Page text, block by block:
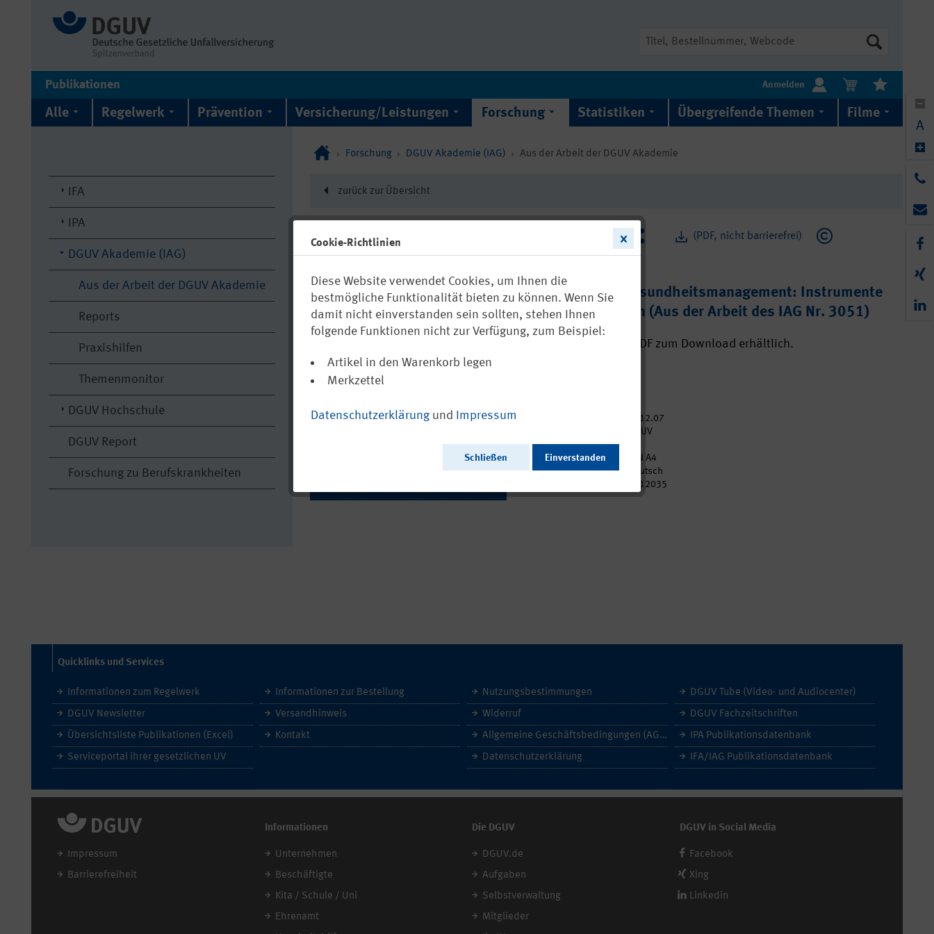
Publikationen Anmelden
Alle Regelwerk Prävention Versicherung/Leistungen Forschung Statistiken Übergreifende Themen Filme
IFA
IPA
DGUV Akademie (IAG)
Aus der Arbeit der DGUV Akademie
Reports
Praxishilfen
Themenmonitor
DGUV Hochschule
DGUV Report
Forschung zu Berufskrankheiten
Forschung DGUV Akademie (IAG) Aus der Arbeit der DGUV Akademie
zurück zur Übersicht
(PDF, nicht barrierefrei)
Betriebliches Gesundheitsmanagement: Instrumente
für die Evaluation (Aus der Arbeit des IAG Nr. 3051)
Ausschließlich als PDF zum Download erhältlich.
2012.07
DGUV
Seitenzahl:
Format:
DIN A4
Sprache:
Deutsch
p012035
Quicklinks und Services
Informationen zum Regelwerk
DGUV Newsletter
Übersichtsliste Publikationen (Excel)
Serviceportal ihrer gesetzlichen UV
Informationen zur Bestellung
Versandhinweis
Kontakt
Nutzungsbestimmungen
Widerruf
Allgemeine Geschäftsbedingungen (AGB)
Datenschutzerklärung
DGUV Tube (Video- und Audiocenter)
DGUV Fachzeitschriften
IPA Publikationsdatenbank
IFA/IAG Publikationsdatenbank
Impressum
Barrierefreiheit
Informationen
Unternehmen
Beschäftigte
Kita / Schule / Uni
Ehrenamt
Die DGUV
DGUV.de
Aufgaben
Selbstverwaltung
Mitglieder
DGUV in Social Media
Facebook
Xing
Linkedin
A
Cookie-Richtlinien
Diese Website verwendet Cookies, um Ihnen die
bestmögliche Funktionalität bieten zu können. Wenn Sie
damit nicht einverstanden sein sollten, stehen Ihnen
folgende Funktionen nicht zur Verfügung, zum Beispiel:
Artikel in den Warenkorb legen
Merkzettel
Datenschutzerklärung und Impressum
Schließen Einverstanden